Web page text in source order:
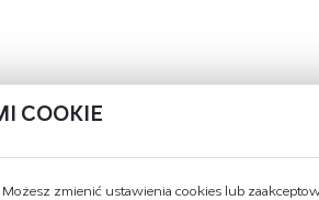
COOKIE
zmienić ustawienia cookies lub